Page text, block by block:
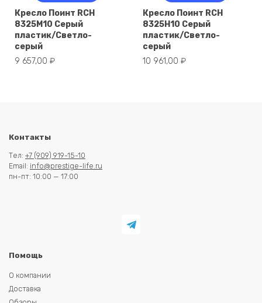
Кресло Поинт RCH
8325M10 Серый
пластик/Светло-
серый
9 657,00 ₽
Кресло Поинт RCH
8325H10 Серый
пластик/Светло-
серый
10 961,00 ₽
Контакты
Тел: +7 (909) 919-15-10
Email: info@prestige-life.ru
пн-пт: 10:00 — 17:00
Помощь
О компании
Доставка